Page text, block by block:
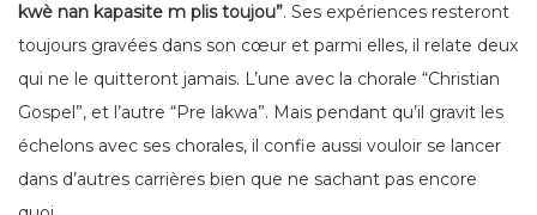
kwè nan kapasite m plis toujou”. Ses expériences resteront
toujours gravées dans son cœur et parmi elles, il relate deux
qui ne le quitteront jamais. L’une avec la chorale “Christian
Gospel”, et l’autre “Pre lakwa”. Mais pendant qu’il gravit les
échelons avec ses chorales, il confie aussi vouloir se lancer
dans d’autres carrières bien que ne sachant pas encore